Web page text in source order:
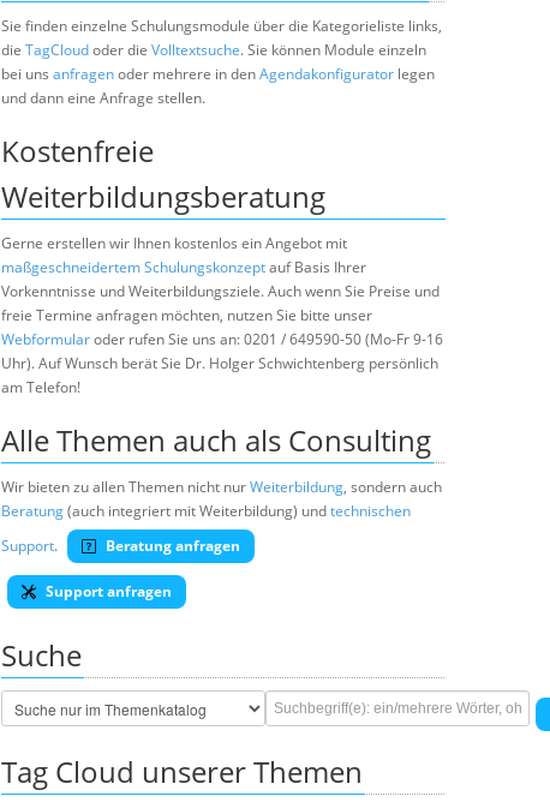
Sie finden einzelne Schulungsmodule über die Kategorieliste links,
die TagCloudoder die Volltextsuche. Sie können Module einzeln
bei uns anfragenoder mehrere in denAgendakonfigurator legen
und dann eine Anfrage stellen.
Kostenfreie
Weiterbildungsberatung
Gerne erstellen wir Ihnen kostenlos ein Angebot mit
maßgeschneidertem Schulungskonzeptauf Basis Ihrer
Vorkenntnisse und Weiterbildungsziele. Auch wenn Sie Preise und
freie Termine anfragen möchten, nutzen Sie bitte unser
Webformularoder rufen Sie uns an: 0201 / 649590-50 (Mo-Fr 9-16
Uhr). Auf Wunsch berät Sie Dr. Holger Schwichtenberg persönlich
am Telefon!
Alle Themen auch als Consulting
Wir bieten zu allen Themen nicht nurWeiterbildung, sondern auch
Beratung(auch integriert mit Weiterbildung) undtechnischen
Support. Beratung anfragen
Support anfragen
Suche
Tag Cloud unserer Themen